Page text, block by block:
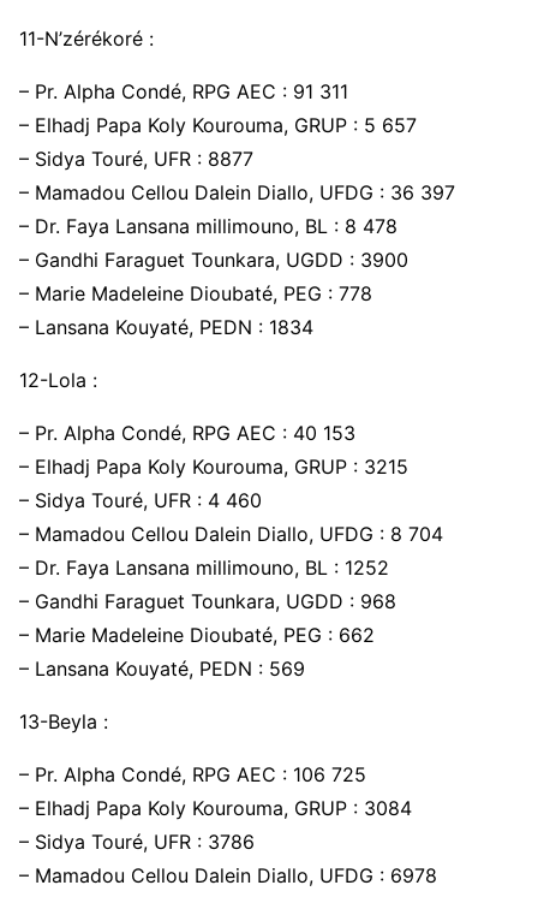
11-N’zérékoré :
– Pr. Alpha Condé, RPG AEC : 91 311
– Elhadj Papa Koly Kourouma, GRUP : 5 657
– Sidya Touré, UFR : 8877
– Mamadou Cellou Dalein Diallo, UFDG : 36 397
– Dr. Faya Lansana millimouno, BL : 8 478
– Gandhi Faraguet Tounkara, UGDD : 3900
– Marie Madeleine Dioubaté, PEG : 778
– Lansana Kouyaté, PEDN : 1834
12-Lola :
– Pr. Alpha Condé, RPG AEC : 40 153
– Elhadj Papa Koly Kourouma, GRUP : 3215
– Sidya Touré, UFR : 4 460
– Mamadou Cellou Dalein Diallo, UFDG : 8 704
– Dr. Faya Lansana millimouno, BL : 1252
– Gandhi Faraguet Tounkara, UGDD : 968
– Marie Madeleine Dioubaté, PEG : 662
– Lansana Kouyaté, PEDN : 569
13-Beyla :
– Pr. Alpha Condé, RPG AEC : 106 725
– Elhadj Papa Koly Kourouma, GRUP : 3084
– Sidya Touré, UFR : 3786
– Mamadou Cellou Dalein Diallo, UFDG : 6978